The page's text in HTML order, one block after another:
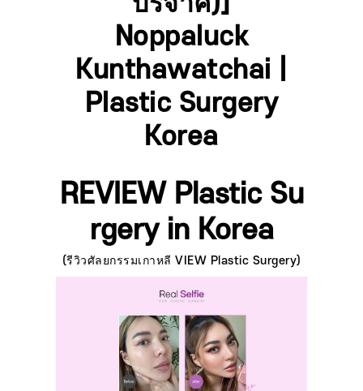
Noppaluck
Kunthawatchai |
Plastic Surgery
Korea
REVIEW Plastic Su
rgery in Korea
(รีวิวศัลยกรรมเกาหลี VIEW Plastic Surgery)